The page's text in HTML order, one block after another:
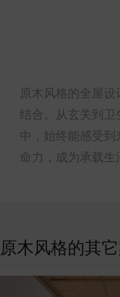
原木风格的全屋
结合。从玄关到
中，始终能感受
命力，成为承载生
原木风格的其